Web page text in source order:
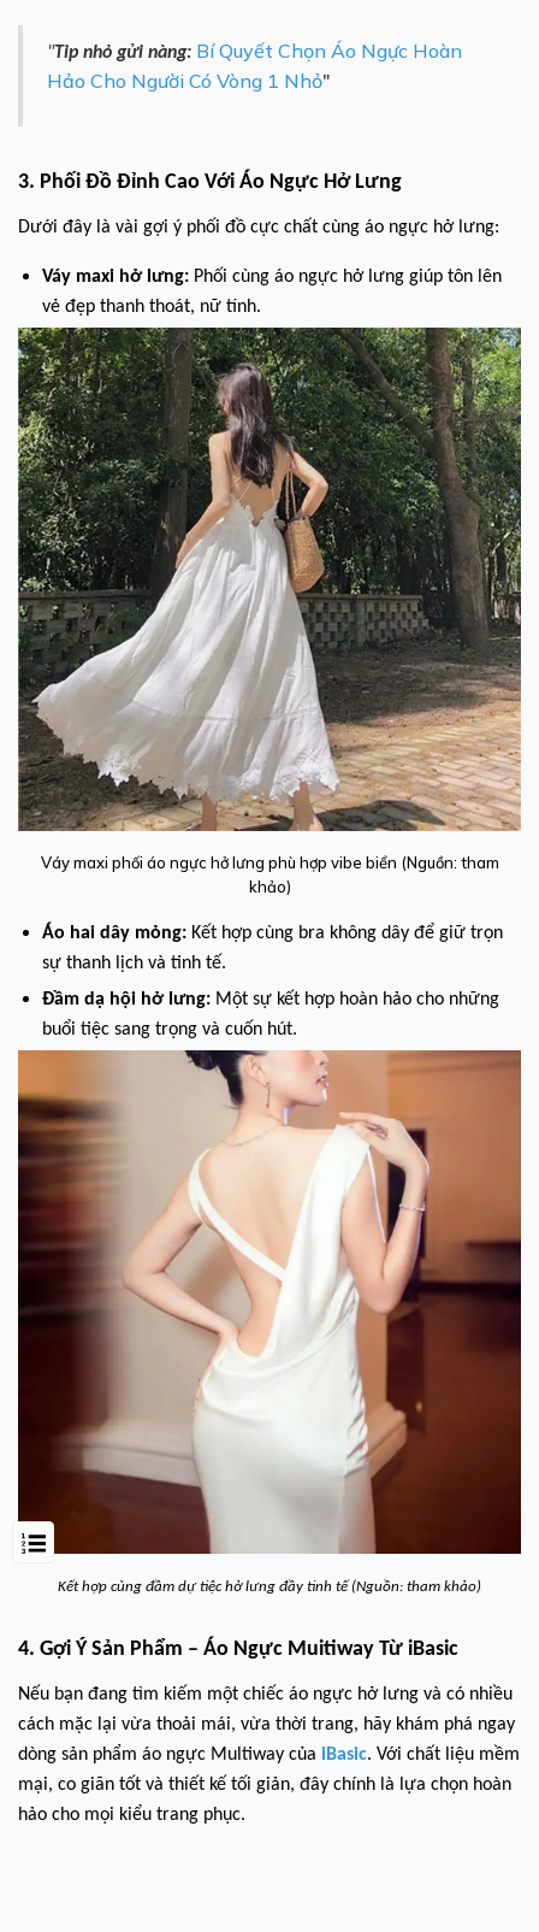
"Tip nhỏ gửi nàng: Bí Quyết Chọn Áo Ngực Hoàn
Hảo Cho Người Có Vòng 1 Nhỏ"
3. Phối Đồ Đỉnh Cao Với Áo Ngực Hở Lưng
Dưới đây là vài gợi ý phối đồ cực chất cùng áo ngực hở lưng:
Váy maxi hở lưng: Phối cùng áo ngực hở lưng giúp tôn lên
vẻ đẹp thanh thoát, nữ tính.
Váy maxi phối áo ngực hở lưng phù hợp vibe biển (Nguồn: tham
khảo)
Áo hai dây mỏng: Kết hợp cùng bra không dây để giữ trọn
sự thanh lịch và tinh tế.
Đầm dạ hội hở lưng: Một sự kết hợp hoàn hảo cho những
buổi tiệc sang trọng và cuốn hút.
Kết hợp cùng đầm dự tiệc hở lưng đầy tinh tế (Nguồn: tham khảo)
4. Gợi Ý Sản Phẩm – Áo Ngực Muitiway Từ iBasic
Nếu bạn đang tìm kiếm một chiếc áo ngực hở lưng và có nhiều
cách mặc lại vừa thoải mái, vừa thời trang, hãy khám phá ngay
dòng sản phẩm áo ngực Multiway của iBasic. Với chất liệu mềm
mại, co giãn tốt và thiết kế tối giản, đây chính là lựa chọn hoàn
hảo cho mọi kiểu trang phục.